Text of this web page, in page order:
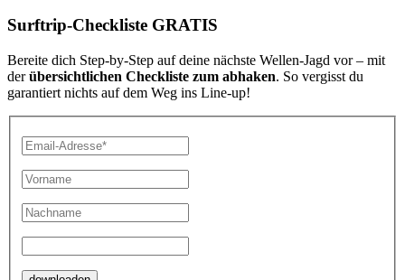
Surftrip-Checkliste GRATIS
Bereite dich Step-by-Step auf deine nächste Wellen-Jagd vor – mit
derübersichtlichen Checkliste zum abhaken. So vergisst du
garantiert nichts auf dem Weg ins Line-up!